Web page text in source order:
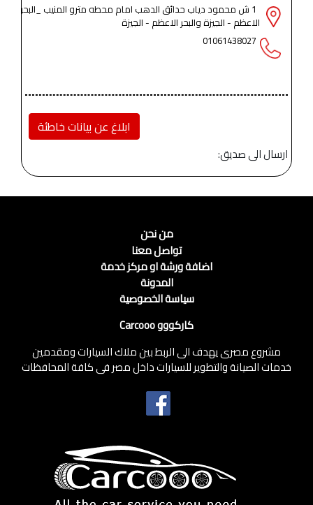
1 ش محمود دياب حدائق الدهب امام محطه مترو المنيب _البحر
الاعظم - الجيزة والبحر الاعظم - الجيزة
01061438027
ابلاغ عن بيانات خاطئة
ارسال الى صديق:
من نحن
تواصل معنا
اضافة ورشة او مركز خدمة
المدونة
سياسة الخصوصية
كاركووو Carcooo
مشروع مصرى يهدف الى الربط بين ملاك السيارات ومقدمين
خدمات الصيانة والتطوير للسيارات داخل مصر فى كافة المحافظات